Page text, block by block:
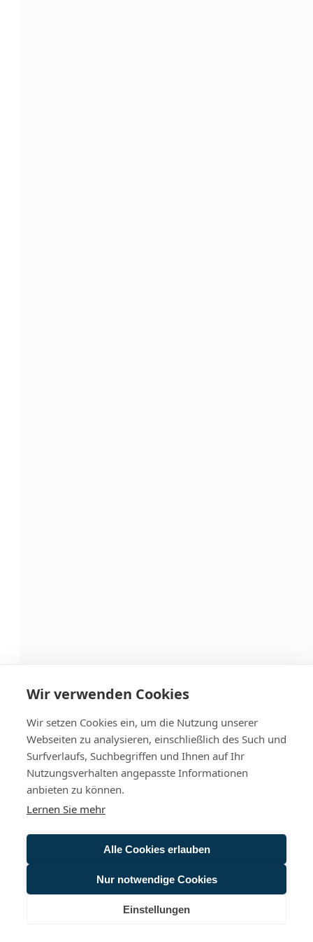
Wir verwenden Cookies
Wir setzen Cookies ein, um die Nutzung unserer
Webseiten zu analysieren, einschließlich des Such und
Surfverlaufs, Suchbegriffen und Ihnen auf Ihr
Nutzungsverhalten angepasste Informationen
anbieten zu können.
Lernen Sie mehr
Alle Cookies erlauben
Nur notwendige Cookies
Einstellungen